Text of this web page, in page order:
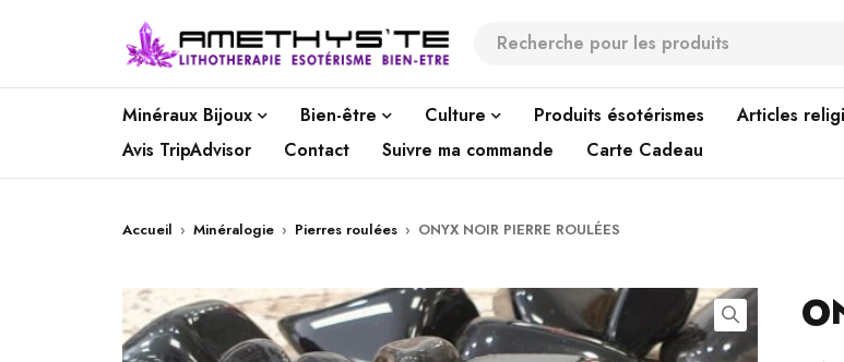
Minéraux Bijoux Bien-être Culture Produits ésotérismes Articles
Avis TripAdvisor
Contact Suivre ma commande Carte Cadeau
Accueil › Minéralogie › Pierres roulées › ONYX NOIR PIERRE ROULÉES